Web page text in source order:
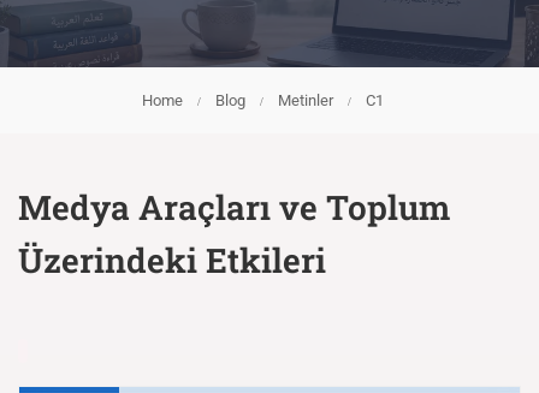
Home Blog Metinler C1
Medya Araçları ve Toplum
Üzerindeki Etkileri